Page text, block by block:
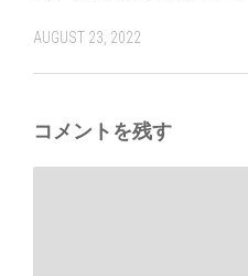
AUGUST 23, 2022
コメントを残す